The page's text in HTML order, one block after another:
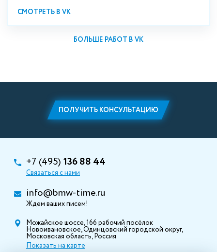
СМОТРЕТЬ В VK
БОЛЬШЕ РАБОТ В VK
ПОЛУЧИТЬ КОНСУЛЬТАЦИЮ
+7 (495) 136 88 44
Связаться с нами
info@bmw-time.ru
Ждем ваших писем!
Можайское шоссе, 166 рабочий посёлок
Новоивановское, Одинцовский городской округ,
Московская область, Россия
Показать на карте